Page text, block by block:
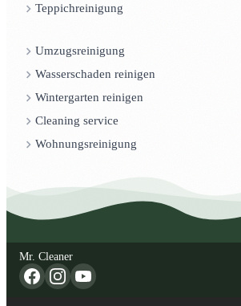
Teppichreinigung
Umzugsreinigung
Wasserschaden reinigen
Wintergarten reinigen
Cleaning service
Wohnungsreinigung
Mr. Cleaner